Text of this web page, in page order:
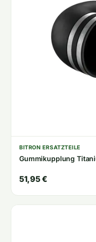
BITRON ERSATZTEILE
Gummikupplung
51,95 €